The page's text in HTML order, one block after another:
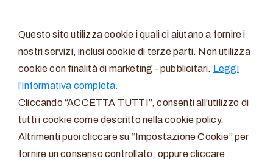
Questo sito utilizza cookie i quali ci aiutano a fornire i
nostri servizi, inclusi cookie di terze parti. Non utilizza
cookie con finalità di marketing - pubblicitari. Leggi
l'informativa completa.
Cliccando “ACCETTA TUTTI”, consenti all'utilizzo di
tutti i cookie come descritto nella cookie policy.
Altrimenti puoi cliccare su “Impostazione Cookie” per
fornire un consenso controllato, oppure cliccare